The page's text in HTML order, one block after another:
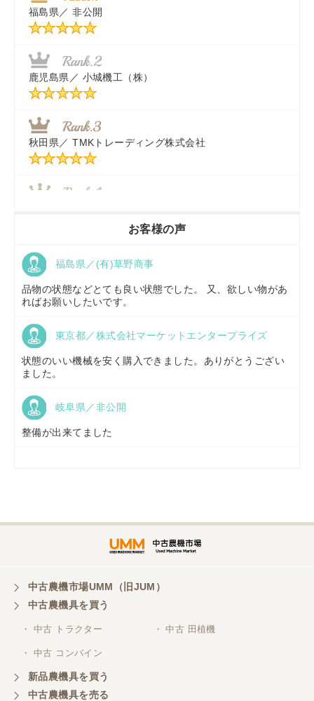
千葉県／ 株式会社テクノ・タカ
福岡県／株式会社カドワキ機械（旧ナカガワ農機商会）
東京都／
秋田県／ TMKトレーディング株式会社
福島県／ 非公開
鹿児島県／ 小城機工（株）
秋田県／ TMKトレーディング株式会社
京都府／
福島県／(有)草野商事
山形県／株式会社ノーキステージ
株式会社トミタモータース
三重県／株式会社 ケイ・エス・エンタープライズ
お客様の声
福島県／(有)草野商事
品物の状態などとても良い状態でした。 又、欲しい物があ
ればお願いしたいです。
東京都／株式会社マーケットエンタープライズ
状態のいい機械を安く購入できました。ありがとうござい
ました。
岐阜県／非公開
整備が出来てました
中古農機市場UMM（旧JUM）
中古農機具を買う
・ 中古 トラクター ・ 中古 田植機
・ 中古 コンバイン
新品農機具を買う
中古農機具を売る